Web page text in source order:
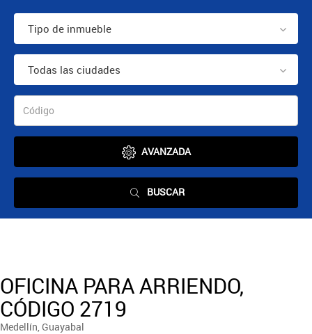
Tipo de inmueble
Todas las ciudades
AVANZADA
BUSCAR
OFICINA PARA ARRIENDO,
CÓDIGO 2719
Medellín, Guayabal